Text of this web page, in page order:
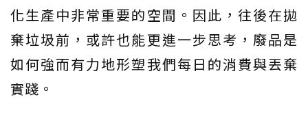
化生產中非常重要的空間。因此，往後在拋
棄垃圾前，或許也能更進一步思考，廢品是
如何強而有力地形塑我們每日的消費與丟棄
實踐。